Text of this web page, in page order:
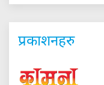
प्रकाशनहरु